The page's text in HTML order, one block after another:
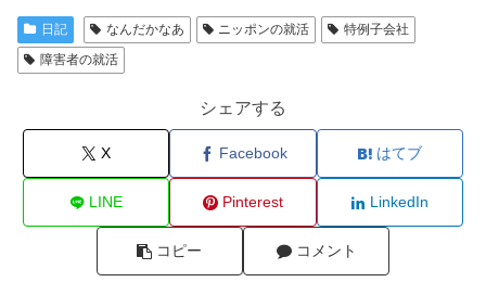
日記 なんだかなあ ニッポンの就活
特例子会社
障害者の就活
シェアする
X Facebook はてブ
LINE Pinterest LinkedIn
コピー コメント